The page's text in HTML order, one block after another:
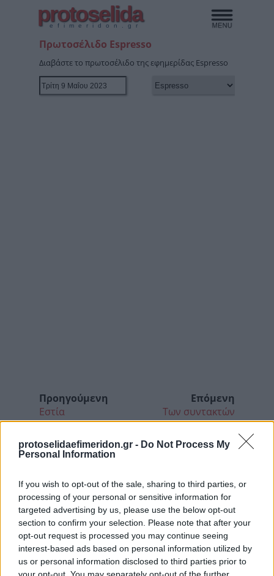
protoselidaefimeridon.gr - Do Not Process My
Personal Information
If you wish to opt-out of the sale, sharing to third parties, or
processing of your personal or sensitive information for
targeted advertising by us, please use the below opt-out
section to confirm your selection. Please note that after your
opt-out request is processed you may continue seeing
interest-based ads based on personal information utilized by
us or personal information disclosed to third parties prior to
your opt-out. You may separately opt-out of the further
protoselida
efimeridon.gr
Πρωτοσέλιδο Espresso
Διαβάστε το πρωτοσέλιδο της εφημερίδας Espresso
Προηγούμενη
Εστία
Επόμενη
Των συντακτών